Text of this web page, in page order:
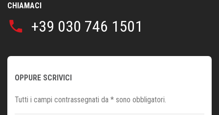
CHIAMACI
phone +39 030 746 1501
OPPURE SCRIVICI
Tutti i campi contrassegnati da * sono obbligatori.